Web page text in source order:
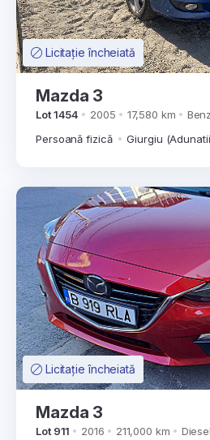
Licitație încheiată
Mazda 3
Lot 1454 2005 17,580 km
Persoană fizică
Giurgiu
Licitație încheiată
Mazda 3
Lot 911 2016 211,000 km
Diesel